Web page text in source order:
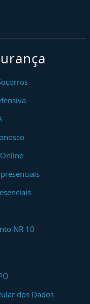
NR 10
dos Dados